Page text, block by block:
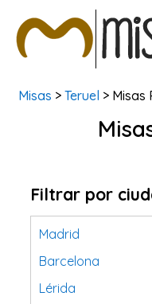
BUSCAR MISAS
Misas > Teruel > Misas
Filtrar por
Madrid
Barcelona
Lérida